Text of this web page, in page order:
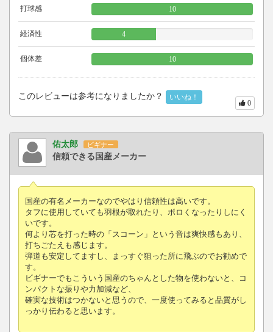
打球感 10
経済性 4
個体差 10
このレビューは参考になりましたか？ いいね！
0
佑太郎 ビギナー
信頼できる国産メーカー
国産の有名メーカーなのでやはり信頼性は高いです。
タフに使用していても羽根が取れたり、ボロくなったりしにく
いです。
何より芯を打った時の「スコーン」という音は爽快感もあり、
打ちごたえも感じます。
弾道も安定してますし、まっすぐ狙った所に飛ぶのでお勧めで
す。
ビギナーでもこういう国産のちゃんとした物を使わないと、コ
ンパクトな振りや力加減など、
確実な技術はつかないと思うので、一度使ってみると品質がし
っかり伝わると思います。